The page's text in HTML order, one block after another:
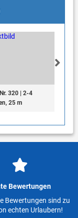
320 | 2-4
25 m
Bewertungen
Bewertungen sind zu
echten Urlaubern!